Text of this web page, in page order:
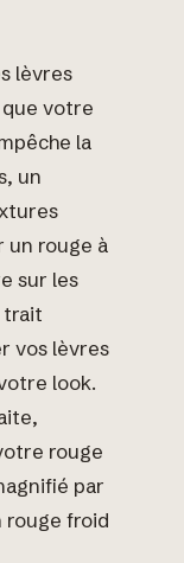
lèvres
votre
la
un
un rouge à
sur les
trait
vos lèvres
look.
rouge
par
rouge froid